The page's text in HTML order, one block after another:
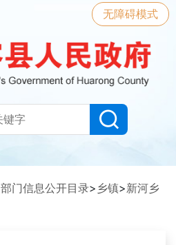
无障碍模式
部门信息公开目录> 乡镇>新河乡